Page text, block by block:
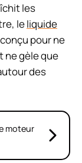
les
leliquide
pour ne
ne gèle que
des
moteur